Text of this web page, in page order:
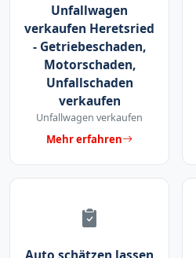
Unfallwagen
verkaufen Heretsried
- Getriebeschaden,
Motorschaden,
Unfallschaden
verkaufen
Unfallwagen verkaufen
Mehr erfahren